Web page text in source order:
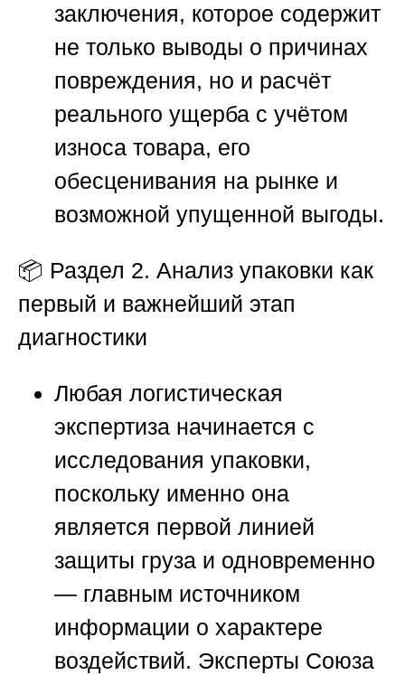
заключения, которое содержит
не только выводы о причинах
повреждения, но и расчёт
реального ущерба с учётом
износа товара, его
обесценивания на рынке и
возможной упущенной выгоды.
📦 Раздел 2. Анализ упаковки как
первый и важнейший этап
диагностики
Любая логистическая
экспертиза начинается с
исследования упаковки,
поскольку именно она
является первой линией
защиты груза и одновременно
— главным источником
информации о характере
воздействий. Эксперты Союза